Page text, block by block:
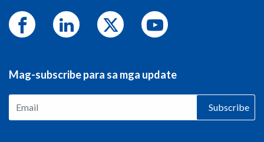
Mag-subscribe para sa mga update
Subscribe